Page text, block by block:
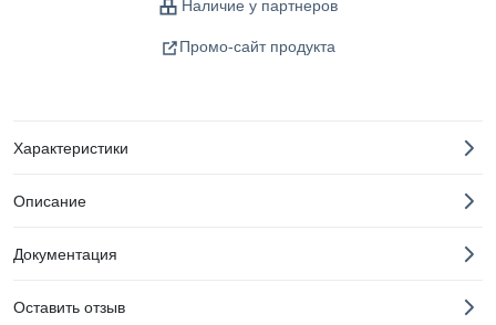
Наличие у партнеров
Промо-сайт продукта
Характеристики
Описание
Документация
Оставить отзыв